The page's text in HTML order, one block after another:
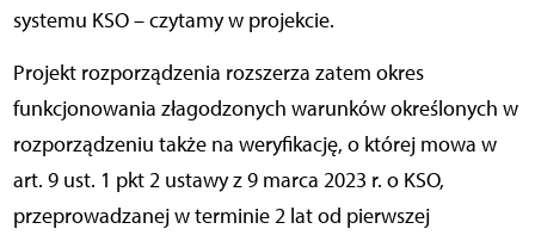
systemu KSO – czytamy w projekcie.
Projekt rozporządzenia rozszerza zatem okres
funkcjonowania złagodzonych warunków określonych w
rozporządzeniu także na weryfikację, o której mowa w
art. 9 ust. 1 pkt 2 ustawy z 9 marca 2023 r. o KSO,
przeprowadzanej w terminie 2 lat od pierwszej